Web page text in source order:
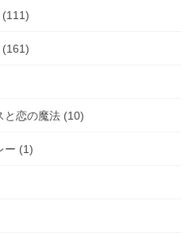
(111)
(161)
と恋の魔法 (10)
ー (1)